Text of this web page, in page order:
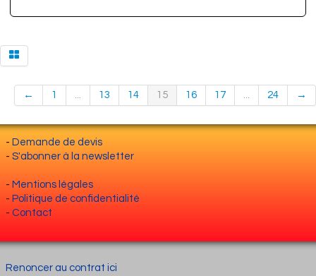
← 1 ... 13 14 15 16 17 ... 24 →
- Demande de devis
- S'abonner à la newsletter
- Mentions légales
- Politique de confidentialité
- Contact
Renoncer au contrat ici